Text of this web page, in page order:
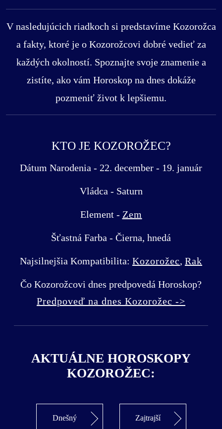
V nasledujúcich riadkoch si predstavíme Kozorožca
a fakty, ktoré je o Kozorožcovi dobré vedieť za
každých okolností. Spoznajte svoje znamenie a
zistíte, ako vám Horoskop na dnes dokáže
pozmeniť život k lepšiemu.
KTO JE KOZOROŽEC?
Dátum Narodenia - 22. december - 19. január
Vládca - Saturn
Element - Zem
Šťastná Farba - Čierna, hnedá
Najsilnejšia Kompatibilita: Kozorožec, Rak
Čo Kozorožcovi dnes predpovedá Horoskop?
Predpoveď na dnes Kozorožec ->
AKTUÁLNE HOROSKOPY
KOZOROŽEC:
Dnešný Zajtrajší